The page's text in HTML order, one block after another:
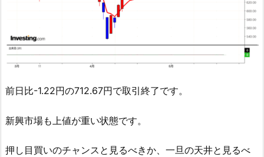
前日比-1.22円の712.67円で取引終了です。
新興市場も上値が重い状態です。
押し目買いのチャンスと見るべきか、一旦の天井と見るべ